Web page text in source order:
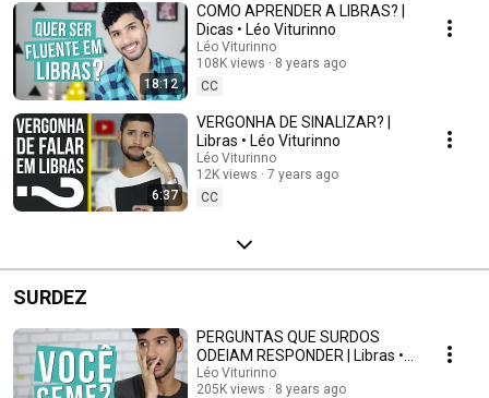
18:12
COMO APRENDER A LIBRAS? |
Dicas • Léo Viturinno
Léo Viturinno
108K views
8 years ago
CC
6:37
VERGONHA DE SINALIZAR? |
Libras • Léo Viturinno
Léo Viturinno
12K views
7 years ago
CC
SURDEZ
PERGUNTAS QUE SURDOS
ODEIAM RESPONDER | Libras •
Léo Viturinno
Léo Viturinno
205K views
8 years ago